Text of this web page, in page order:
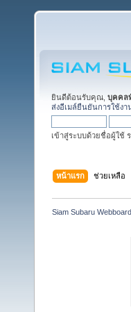
ยินดีต้อนรับคุณ, บุคคล
ส่งอีเมล์ยืนยันการใช้งา
เข้าสู่ระบบด้วยชื่อผู้ใช้
หน้าแรก ช่วยเหลือ
Siam Subaru Webboard